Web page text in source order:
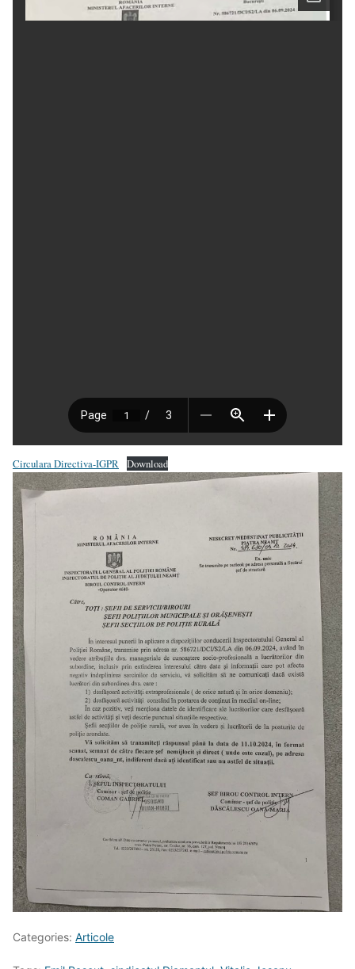
Circulara Directiva-IGPR Download
Categories: Articole